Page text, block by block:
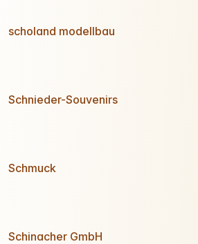
scholand modellbau
Schnieder-Souvenirs
Schmuck
Schinacher GmbH